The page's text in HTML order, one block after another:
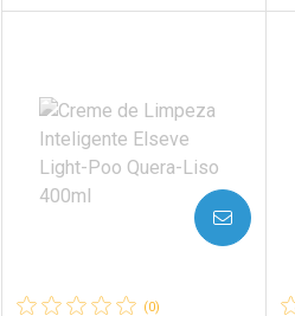
Laboratório
Por Menos
(0)
AVISE-ME